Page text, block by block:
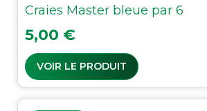
Craies Master bleue par 6
Prix
5,00 €
VOIR LE PRODUIT